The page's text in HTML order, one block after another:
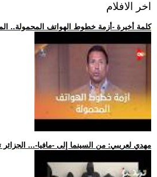
اخر الافلام
.. كلمة أخيرة -أزمة خطوط الهواتف المحمولة..
.. مهدي لعريبي: من السينما إلى -مافيا-...